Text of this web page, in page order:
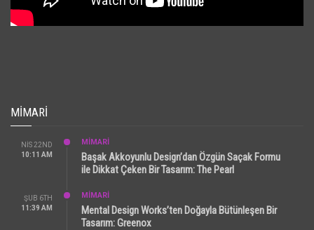
MIMARI
NIS 22ND
10:11 AM
MİMARİ
Başak Akkoyunlu Design’dan Özgün Saçak Formu
ile Dikkat Çeken Bir Tasarım: The Pearl
ŞUB 6TH
11:39 AM
MİMARİ
Mental Design Works’ten Doğayla Bütünleşen Bir
Tasarım: Greenox